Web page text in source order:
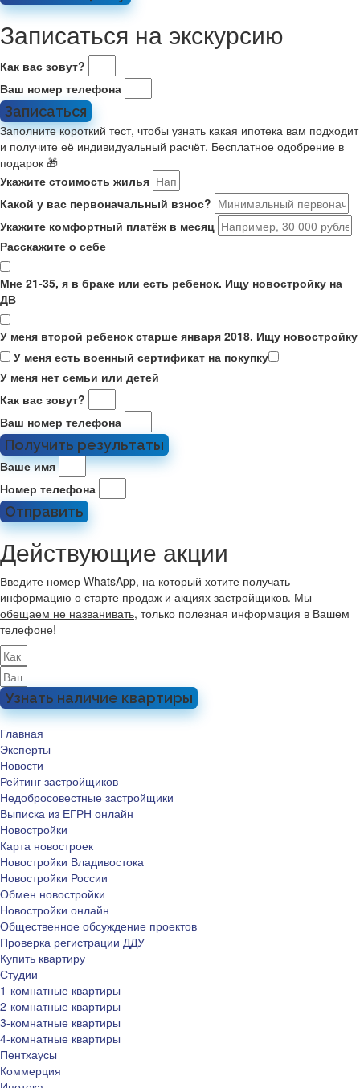
Записаться на экскурсию
Как вас зовут?
Ваш номер телефона
Записаться
Заполните короткий тест, чтобы узнать какая ипотека вам подходит
и получите её индивидуальный расчёт. Бесплатное одобрение в
подарок 🎁
Укажите стоимость жилья
Какой у вас первоначальный взнос?
Укажите комфортный платёж в месяц
Расскажите о себе
Мне 21-35, я в браке или есть ребенок. Ищу новостройку на
ДВ
У меня второй ребенок старше января 2018. Ищу новостройку
У меня есть военный сертификат на покупку
У меня нет семьи или детей
Как вас зовут?
Ваш номер телефона
Получить результаты
Ваше имя
Номер телефона
Отправить
Действующие акции
Введите номер WhatsApp, на который хотите получать
информацию о старте продаж и акциях застройщиков. Мы
обещаем не названивать, только полезная информация в Вашем
телефоне!
Узнать наличие квартиры
Главная
Эксперты
Новости
Рейтинг застройщиков
Недобросовестные застройщики
Выписка из ЕГРН онлайн
Новостройки
Карта новостроек
Новостройки Владивостока
Новостройки России
Обмен новостройки
Новостройки онлайн
Общественное обсуждение проектов
Проверка регистрации ДДУ
Купить квартиру
Студии
1-комнатные квартиры
2-комнатные квартиры
3-комнатные квартиры
4-комнатные квартиры
Пентхаусы
Коммерция